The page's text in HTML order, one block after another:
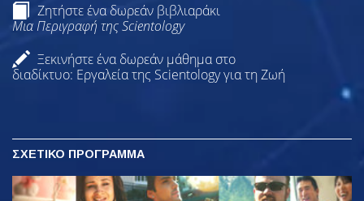
Ζητήστε ένα δωρεάν βιβλιαράκι
Μια Περιγραφή της Scientology
Ξεκινήστε ένα δωρεάν μάθημα στο
διαδίκτυο: Εργαλεία της Scientology για τη Ζωή
ΣΧΕΤΙΚΟ ΠΡΟΓΡΑΜΜΑ